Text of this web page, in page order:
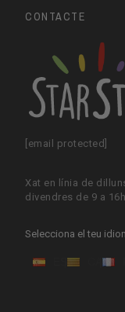
CONTACTE
[email protected]
Xat en línia de
divendres de 9 a 16h
Selecciona el teu
ES CA